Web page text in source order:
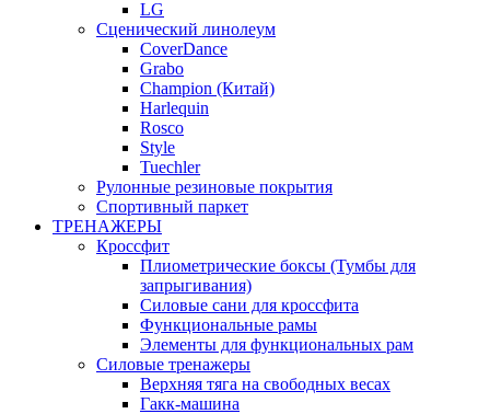
LG
Сценический линолеум
CoverDance
Grabo
Champion (Китай)
Harlequin
Rosco
Style
Tuechler
Рулонные резиновые покрытия
Спортивный паркет
ТРЕНАЖЕРЫ
Кроссфит
Плиометрические боксы (Тумбы для
запрыгивания)
Силовые сани для кроссфита
Функциональные рамы
Элементы для функциональных рам
Силовые тренажеры
Верхняя тяга на свободных весах
Гакк-машина